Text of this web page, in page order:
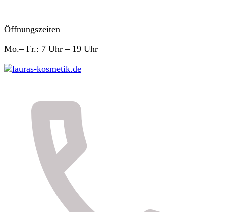
Öffnungszeiten
Mo.– Fr.: 7 Uhr – 19 Uhr
lauras-kosmetik.de